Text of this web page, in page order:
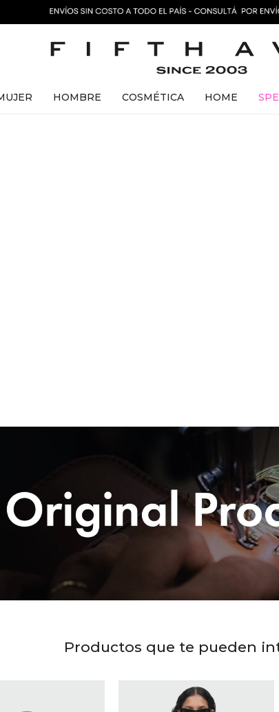
HOMBRE COSMÉTICA HOME
Productos que te pueden